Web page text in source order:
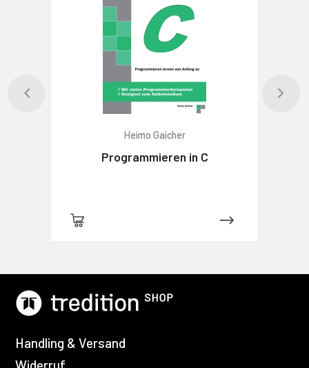
Heimo Gaicher
Programmieren in C
Handling & Versand
Widerruf